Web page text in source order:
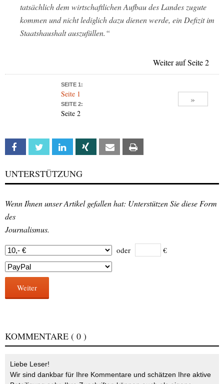
tatsächlich dem wirtschaftlichen Aufbau des Landes zugute
kommen und nicht lediglich dazu dienen werde, ein Defizit im
Staatshaushalt auszufüllen.“
Weiter auf Seite 2
SEITE 1:
Seite 1
SEITE 2:
Seite 2
»
Facebook Twitter Linkedin Xing Email
UNTERSTÜTZUNG
Wenn Ihnen unser Artikel gefallen hat: Unterstützen Sie diese Form
des
Journalismus.
oder €
Weiter
KOMMENTARE ( 0 )
Liebe Leser!
Wir sind dankbar für Ihre Kommentare und schätzen Ihre aktive